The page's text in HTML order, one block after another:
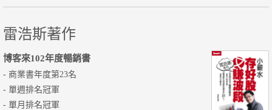
雷浩斯著作
博客來102年度暢銷書
- 商業書年度第23名
- 單週排名冠軍
- 單月排名冠軍